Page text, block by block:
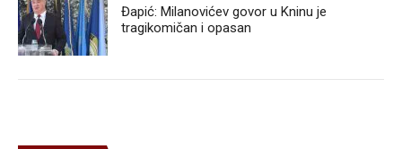
Đapić: Milanovićev govor u Kninu je
tragikomičan i opasan